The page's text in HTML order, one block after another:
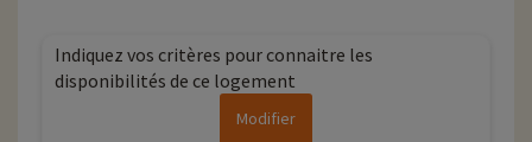
Indiquez vos critères pour connaitre les
disponibilités de ce logement
Modifier